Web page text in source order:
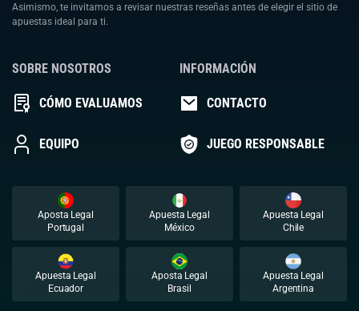
Asimismo, te invitamos a revisar nuestras reseñas antes de elegir el sitio de
apuestas ideal para ti.
SOBRE NOSOTROS
CÓMO EVALUAMOS
EQUIPO
INFORMACIÓN
CONTACTO
JUEGO RESPONSABLE
Aposta Legal
Portugal
Apuesta Legal
México
Apuesta Legal
Chile
Apuesta Legal
Ecuador
Aposta Legal
Brasil
Apuesta Legal
Argentina